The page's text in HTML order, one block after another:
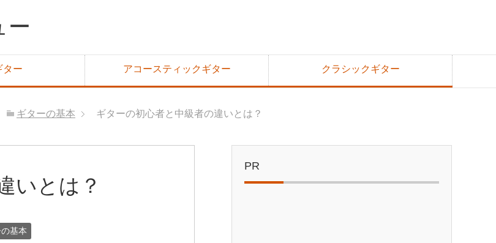
ー
ター アコースティックギター クラシックギター
ギターの基本 ギターの初心者と中級者の違いとは？
いとは？
基本
PR